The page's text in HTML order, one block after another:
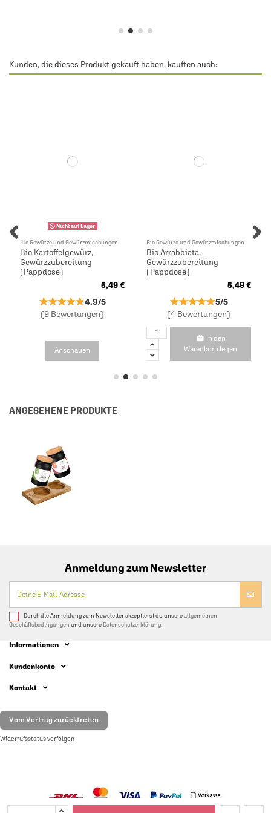
Kunden, die dieses Produkt gekauft haben, kauften auch:
Nicht auf Lager
Bio Gewürze und Gewürzmischungen
Bio Kartoffelgewürz,
Gewürzzubereitung
(Pappdose)
5,49 €
★★★★★
★★★★★4.9/5
(9 Bewertungen)
Anschauen
Bio Gewürze und Gewürzmischungen
Bio Arrabbiata,
Gewürzzubereitung
(Pappdose)
5,49 €
★★★★★
★★★★★5/5
(4 Bewertungen)
In den
Warenkorb legen
ANGESEHENE PRODUKTE
Anmeldung zum Newsletter
Durch die Anmeldung zum Newsletter akzeptierst du unsereallgemeinen
Geschäftsbedingungen und unsere Datenschutzerklärung.
Informationen
Kundenkonto
Kontakt
Vom Vertrag zurücktreten
Widerrufsstatus verfolgen